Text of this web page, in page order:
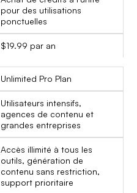
pour des utilisations
ponctuelles
$19.99 par an
Unlimited Pro Plan
Utilisateurs intensifs,
agences de contenu et
grandes entreprises
Accès illimité à tous les
outils, génération de
contenu sans restriction,
support prioritaire